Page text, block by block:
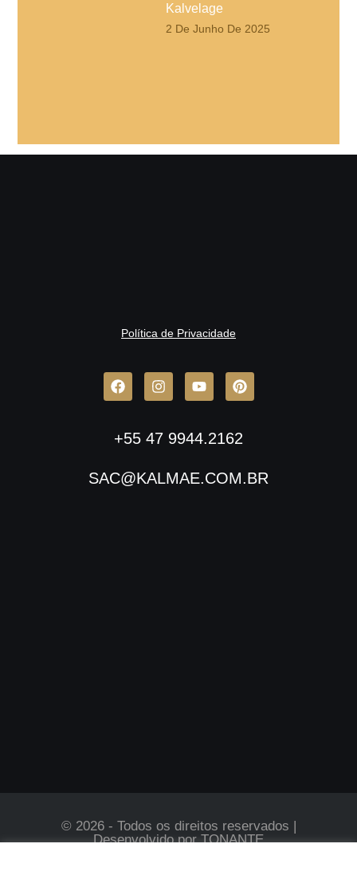
Kalvelage
2 De Junho De 2025
Política de Privacidade
+55 47 9944.2162
SAC@KALMAE.COM.BR
© 2026 - Todos os direitos reservados |
Desenvolvido porTONANTE